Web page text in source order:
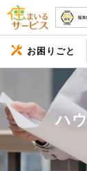
お困りごと
ハ